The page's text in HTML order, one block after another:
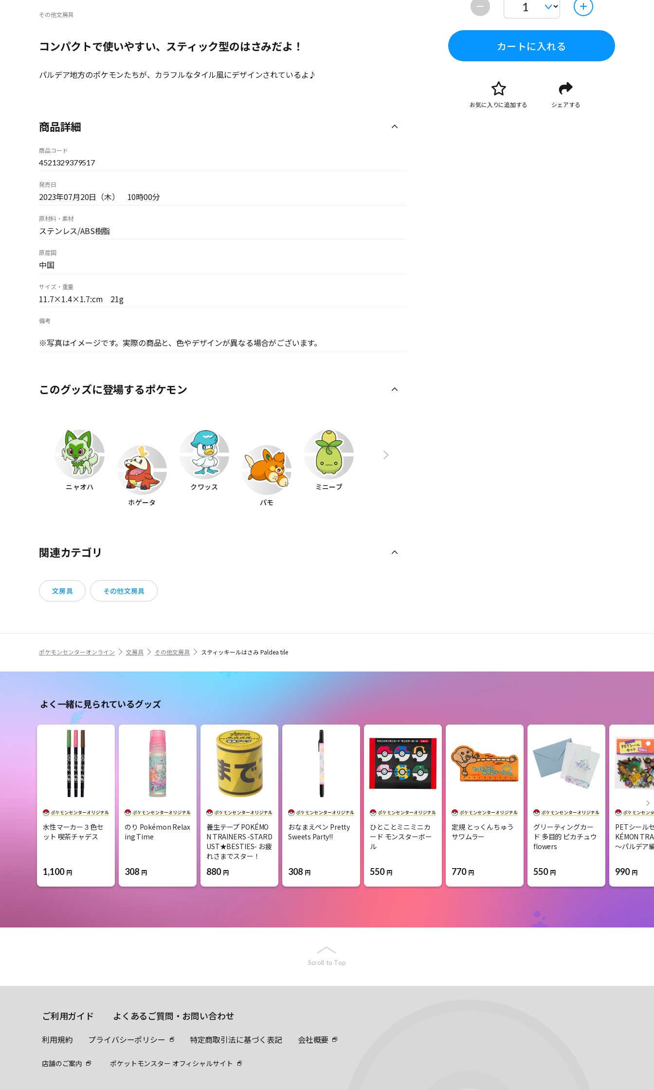
その他文房具
カートに入れる
お気に入りに追加する シェアする
コンパクトで使いやすい、スティック型のはさみだよ！
パルデア地方のポケモンたちが、カラフルなタイル風にデザインされているよ♪
商品詳細
商品コード
4521329379517
発売日
2023年07月20日（木） 10時00分
原材料・素材
ステンレス/ABS樹脂
原産国
中国
サイズ・重量
11.7×1.4×1.7:cm 21g
備考
※写真はイメージです。実際の商品と、色やデザインが異なる場合がございます。
このグッズに登場するポケモン
ニャオハ
ホゲータ
クワッス
パモ
ミニーブ
関連カテゴリ
文房具 その他文房具
ポケモンセンターオンライン 文房具 その他文房具 スティッキールはさみ Paldea tile
よく一緒に見られているグッズ
水性マーカー３色セ
ット 喫茶チャデス
1,100 円
のり Pokémon Relax
ing Time
308 円
養生テープ POKÉMO
N TRAINERS -STARD
UST★BESTIES- お疲
れさまでスター！
880 円
おなまえペン Pretty
Sweets Party!!
308 円
ひとことミニミニカ
ード モンスターボー
ル
550 円
定規 とっくんちゅう
サワムラー
770 円
グリーティングカー
ド 多目的 ピカチュウ
flowers
550 円
PETシール
KÉMON
～パルデア
990 円
Scroll to Top
ご利用ガイド よくあるご質問・お問い合わせ
利用規約 プライバシーポリシー 特定商取引法に基づく表記 会社概要
店舗のご案内 ポケットモンスター オフィシャルサイト